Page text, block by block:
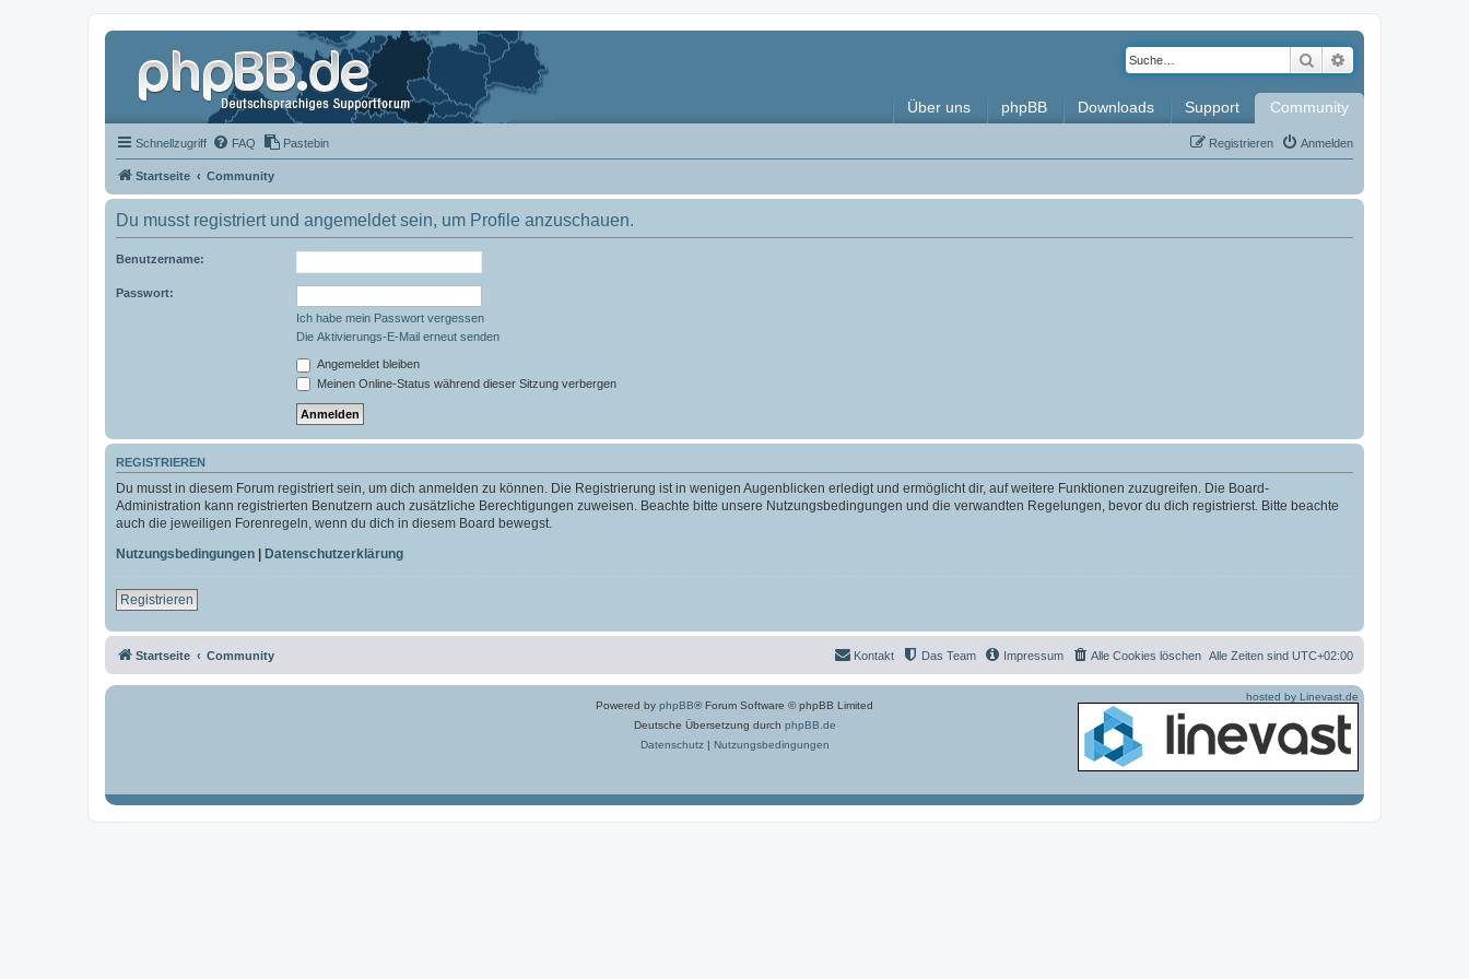
Suche
Über uns phpBB Downloads Support Community
Schnellzugriff FAQ Pastebin Anmelden
Registrieren
Startseite Community
Du musst registriert und angemeldet sein, um Profile anzuschauen.
Benutzername:
Passwort:
Ich habe mein Passwort vergessen
Die Aktivierungs-E-Mail erneut senden
Angemeldet bleiben
Meinen Online-Status während dieser Sitzung verbergen
REGISTRIEREN
Du musst in diesem Forum registriert sein, um dich anmelden zu können. Die Registrierung ist in wenigen Augenblicken erledigt und ermöglicht dir, auf weitere Funktionen zuzugreifen. Die Board-
Administration kann registrierten Benutzern auch zusätzliche Berechtigungen zuweisen. Beachte bitte unsere Nutzungsbedingungen und die verwandten Regelungen, bevor du dich registrierst. Bitte beachte
auch die jeweiligen Forenregeln, wenn du dich in diesem Board bewegst.
Nutzungsbedingungen | Datenschutzerklärung
Registrieren
Startseite Community Alle Zeiten sind UTC+02:00
Alle Cookies löschen
Impressum
Das Team
Kontakt
Powered by phpBB® Forum Software © phpBB Limited
Deutsche Übersetzung durch phpBB.de
Datenschutz| Nutzungsbedingungen
hosted by Linevast.de